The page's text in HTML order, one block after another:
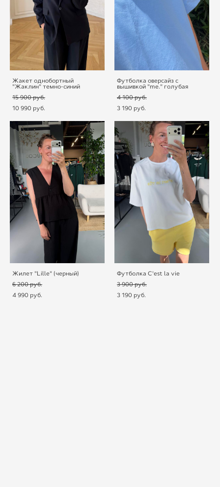
Жакет однобортный
"Жаклин" темно-синий
15 900 pуб.
10 990 pуб.
Футболка оверсайз с
вышивкой "me." голубая
4 100 pуб.
3 190 pуб.
Жилет "Lille" (черный)
6 200 pуб.
4 990 pуб.
Футболка С'est la vie
3 900 pуб.
3 190 pуб.